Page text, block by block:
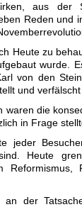
aus der
Reden und
Heute zu
wurde.
von den
und verfälscht
die
in Frage
jeder
Heute
Reformismus,
der